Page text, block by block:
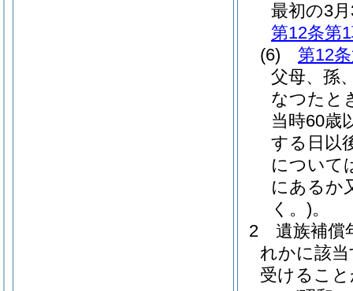
最初の3
第12条第
(6)
第12
父母、孫
なつたと
当時60歳
する日以
について
にあるか
く。)。
2
遺族補償
れかに該
受けるこ